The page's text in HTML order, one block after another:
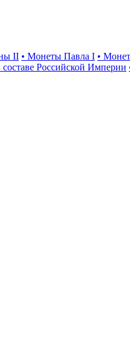
II • Монеты Павла I •
Российской Империи